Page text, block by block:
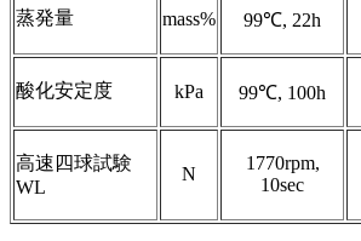
蒸発量 mass% 99℃, 22h
酸化安定度 kPa 99℃, 100h
高速四球試験
WL
N
1770rpm,
10sec